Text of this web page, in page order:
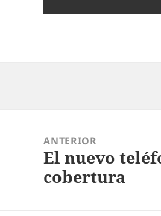
u
e
d
entradas
ANTERIOR
Entrada
anterior:
El nuevo
cobertura